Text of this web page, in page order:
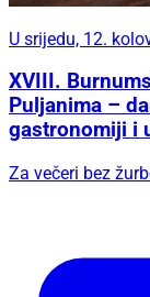
U srijedu, 12.
XVIII.
Puljanima –
gastronomiji i
Za večeri bez